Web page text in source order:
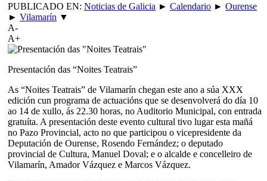
PUBLICADO EN: Noticias de Galicia ► Calendario ► Ourense
► Vilamarín ▼
A-
A+
Presentación das “Noites Teatrais”
As “Noites Teatrais” de Vilamarín chegan este ano a súa XXX
edición cun programa de actuacións que se desenvolverá do día 10
ao 14 de xullo, ás 22.30 horas, no Auditorio Municipal, con entrada
gratuíta. A presentación deste evento cultural tivo lugar esta mañá
no Pazo Provincial, acto no que participou o vicepresidente da
Deputación de Ourense, Rosendo Fernández; o deputado
provincial de Cultura, Manuel Doval; e o alcalde e concelleiro de
Vilamarín, Amador Vázquez e Marcos Vázquez.